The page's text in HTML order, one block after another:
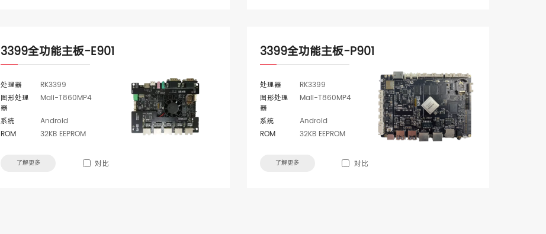
3399全功能主板-E901
处理器
RK3399
图形处理
器
Mali-T860MP4
系统
Android
ROM
32KB EEPROM
了解更多 对比
3399全功能主板-P901
处理器
RK3399
图形处理
器
Mali-T860MP4
系统
Android
ROM
32KB EEPROM
了解更多 对比